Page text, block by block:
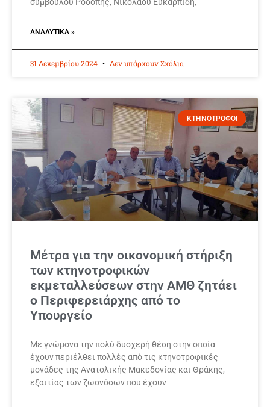
συμβούλου Ροδόπης, Νικολάου Ευκαρπίδη,
ΑΝΑΛΥΤΙΚΆ »
31 Δεκεμβρίου 2024 Δεν υπάρχουν Σχόλια
ΚΤΗΝΟΤΡΟΦΟΙ
Μέτρα για την οικονομική στήριξη
των κτηνοτροφικών
εκμεταλλεύσεων στην ΑΜΘ ζητάει
ο Περιφερειάρχης από το
Υπουργείο
Με γνώμονα την πολύ δυσχερή θέση στην οποία
έχουν περιέλθει πολλές από τις κτηνοτροφικές
μονάδες της Ανατολικής Μακεδονίας και Θράκης,
εξαιτίας των ζωονόσων που έχουν